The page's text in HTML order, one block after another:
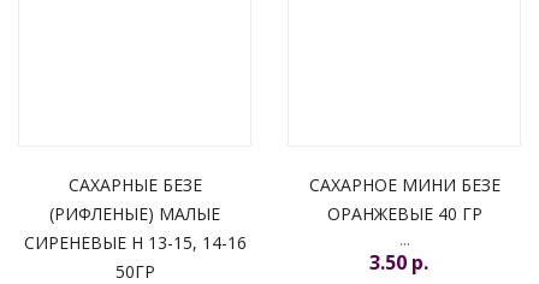
САХАРНЫЕ БЕЗЕ
(РИФЛЕНЫЕ) МАЛЫЕ
СИРЕНЕВЫЕ H 13-15, 14-16
50ГР
САХАРНОЕ МИНИ БЕЗЕ
ОРАНЖЕВЫЕ 40 ГР
...
3.50 p.